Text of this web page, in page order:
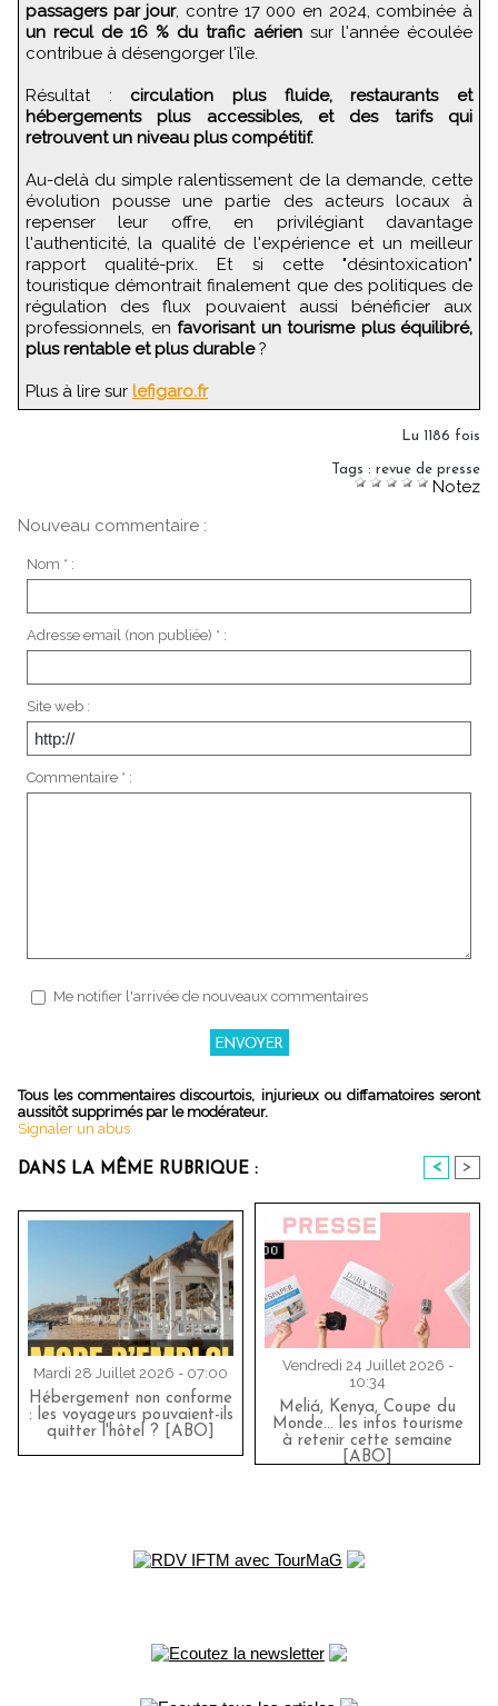
passagers par jour, contre 17 000 en 2024, combinée à
un recul de 16 % du trafic aérien sur l'année écoulée
contribue à désengorger l'île.
Résultat : circulation plus fluide, restaurants et
hébergements plus accessibles, et des tarifs qui
retrouvent un niveau plus compétitif.
Au-delà du simple ralentissement de la demande, cette
évolution pousse une partie des acteurs locaux à
repenser leur offre, en privilégiant davantage
l'authenticité, la qualité de l'expérience et un meilleur
rapport qualité-prix. Et si cette "désintoxication"
touristique démontrait finalement que des politiques de
régulation des flux pouvaient aussi bénéficier aux
professionnels, en favorisant un tourisme plus équilibré,
plus rentable et plus durable?
Plus à lire sur lefigaro.fr
Lu 1186 fois
Tags : revue de presse
Notez
Nouveau commentaire :
Nom * :
Adresse email (non publiée) * :
Site web :
Commentaire * :
Me notifier l'arrivée de nouveaux commentaires
Tous les commentaires discourtois, injurieux ou diffamatoires seront
aussitôt supprimés par le modérateur.
Signaler un abus
DANS LA MÊME RUBRIQUE : < >
Mardi 28 Juillet 2026 - 07:00
Hébergement non conforme
: les voyageurs pouvaient-ils
quitter l'hôtel ? [ABO]
Vendredi 24 Juillet 2026 -
10:34
Meliá, Kenya, Coupe du
Monde… les infos tourisme
à retenir cette semaine
[ABO]